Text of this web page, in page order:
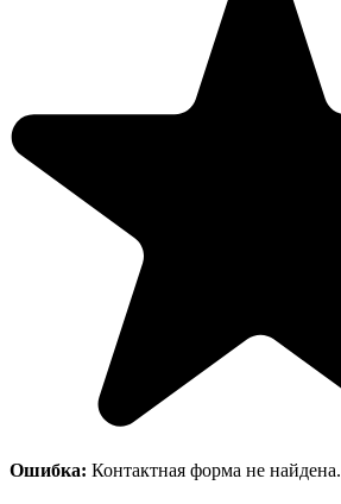
Ошибка: Контактная форма не найдена.